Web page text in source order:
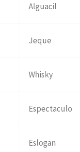
Alguacil
Jeque
Whisky
Espectaculo
Eslogan